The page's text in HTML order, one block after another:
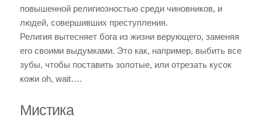
повышенной религиозностью среди чиновников, и
людей, совершивших преступления.
Религия вытесняет бога из жизни верующего, заменяя
его своими выдумками. Это как, например, выбить все
зубы, чтобы поставить золотые, или отрезать кусок
кожи oh, wait….
Мистика